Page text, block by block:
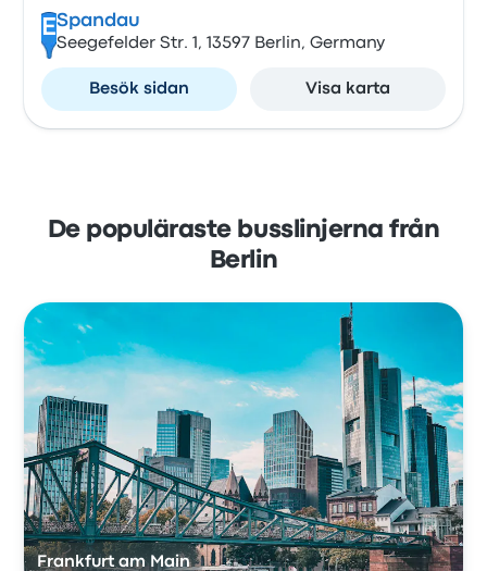
ESpandau
Seegefelder Str. 1, 13597 Berlin, Germany
Besök sidan Visa karta
De populäraste busslinjerna från
Berlin
Frankfurt am Main